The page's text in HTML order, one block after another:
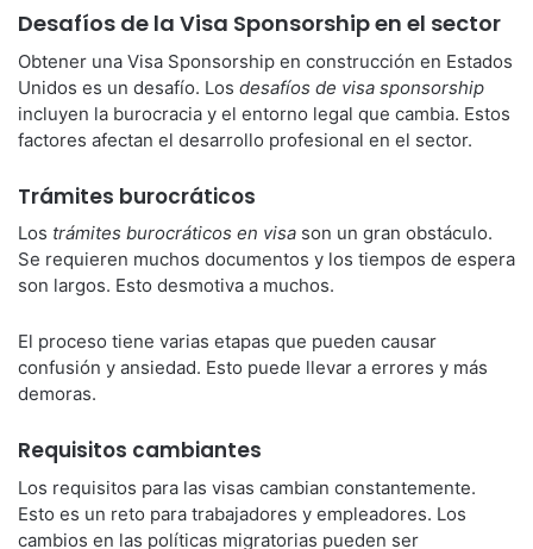
Desafíos de la Visa Sponsorship en el sector
Obtener una Visa Sponsorship en construcción en Estados
Unidos es un desafío. Los desafíos de visa sponsorship
incluyen la burocracia y el entorno legal que cambia. Estos
factores afectan el desarrollo profesional en el sector.
Trámites burocráticos
Los trámites burocráticos en visa son un gran obstáculo.
Se requieren muchos documentos y los tiempos de espera
son largos. Esto desmotiva a muchos.
El proceso tiene varias etapas que pueden causar
confusión y ansiedad. Esto puede llevar a errores y más
demoras.
Requisitos cambiantes
Los requisitos para las visas cambian constantemente.
Esto es un reto para trabajadores y empleadores. Los
cambios en las políticas migratorias pueden ser